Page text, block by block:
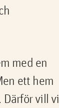
med en
ett hem
Därför vill vi